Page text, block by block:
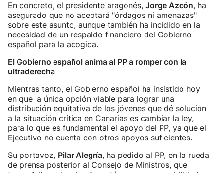
En concreto, el presidente aragonés, Jorge Azcón, ha
asegurado que no aceptará "órdagos ni amenazas"
sobre este asunto, aunque también ha incidido en la
necesidad de un respaldo financiero del Gobierno
español para la acogida.
El Gobierno español anima al PP a romper con la
ultraderecha
Mientras tanto, el Gobierno español ha insistido hoy
en que la única opción viable para lograr una
distribución equitativa de los jóvenes que dé solución
a la situación crítica en Canarias es cambiar la ley,
para lo que es fundamental el apoyo del PP, ya que el
Ejecutivo no cuenta con otros apoyos suficientes.
Su portavoz, Pilar Alegría, ha pedido al PP, en la rueda
de prensa posterior al Consejo de Ministros, que